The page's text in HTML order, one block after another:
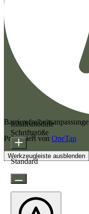
Präsentiert von OneTap
Werkzeugleiste ausblenden
Inhaltsmodule
Schriftgröße
Standard